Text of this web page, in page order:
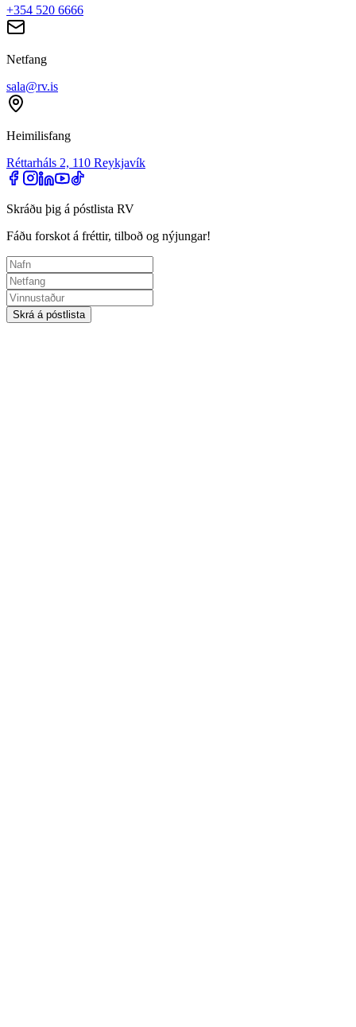
+354 520 6666
Netfang
sala@rv.is
Heimilisfang
Réttarháls 2, 110 Reykjavík
Skráðu þig á póstlista RV
Fáðu forskot á fréttir, tilboð og nýjungar!
Skrá á póstlista